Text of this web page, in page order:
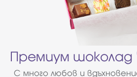
Премиум шоколад
С много любов и